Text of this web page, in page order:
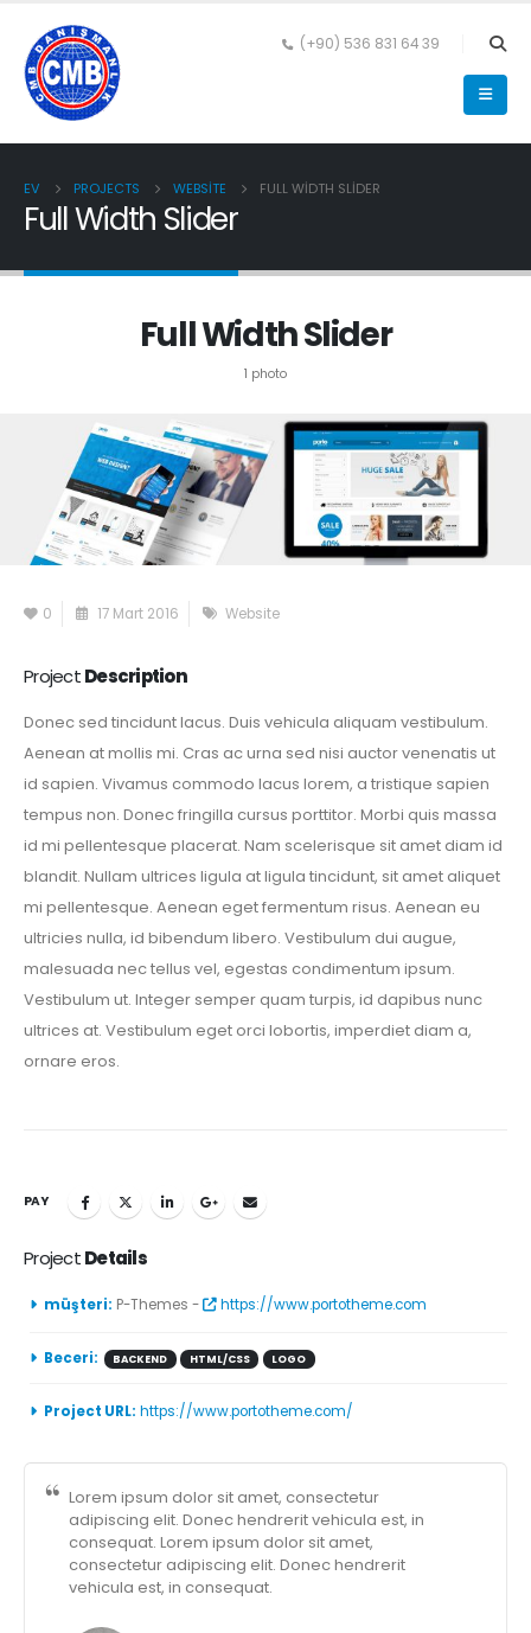
(+90) 536 831 64 39
EV PROJECTS WEBSITE FULL WIDTH SLIDER
Full Width Slider
Full Width Slider
1 photo
0 17 Mart 2016 Website
ProjectDescription
Donec sed tincidunt lacus. Duis vehicula aliquam vestibulum.
Aenean at mollis mi. Cras ac urna sed nisi auctor venenatis ut
id sapien. Vivamus commodo lacus lorem, a tristique sapien
tempus non. Donec fringilla cursus porttitor. Morbi quis massa
id mi pellentesque placerat. Nam scelerisque sit amet diam id
blandit. Nullam ultrices ligula at ligula tincidunt, sit amet aliquet
mi pellentesque. Aenean eget fermentum risus. Aenean eu
ultricies nulla, id bibendum libero. Vestibulum dui augue,
malesuada nec tellus vel, egestas condimentum ipsum.
Vestibulum ut. Integer semper quam turpis, id dapibus nunc
ultrices at. Vestibulum eget orci lobortis, imperdiet diam a,
ornare eros.
PAY
ProjectDetails
müşteri: P-Themes - https://www.portotheme.com
Beceri: BACKEND HTML/CSS LOGO
Project URL: https://www.portotheme.com/
Lorem ipsum dolor sit amet, consectetur
adipiscing elit. Donec hendrerit vehicula est, in
consequat. Lorem ipsum dolor sit amet,
consectetur adipiscing elit. Donec hendrerit
vehicula est, in consequat.